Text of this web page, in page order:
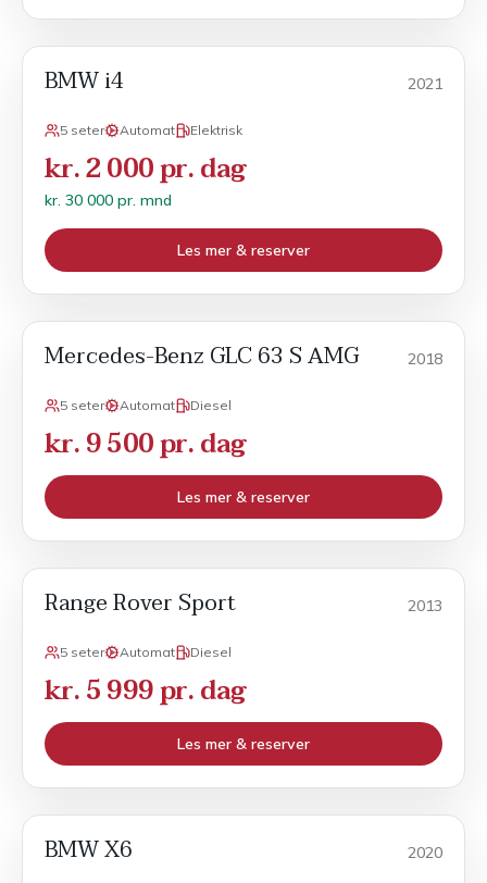
BMW i4 2021
5 seter Automat Elektrisk
kr. 2 000 pr. dag
kr. 30 000 pr. mnd
Les mer & reserver
Mercedes-Benz GLC 63 S AMG 2018
5 seter Automat Diesel
kr. 9 500 pr. dag
Les mer & reserver
Range Rover Sport 2013
5 seter Automat Diesel
kr. 5 999 pr. dag
Les mer & reserver
BMW X6 2020